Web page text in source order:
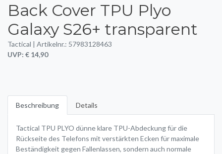
Back Cover TPU Plyo
Galaxy S26+ transparent
Tactical | Artikelnr.: 57983128463
UVP: € 14,90
Beschreibung Details
Tactical TPU PLYO dünne klare TPU-Abdeckung für die
Rückseite des Telefons mit verstärkten Ecken für maximale
Beständigkeit gegen Fallenlassen, sondern auch normale